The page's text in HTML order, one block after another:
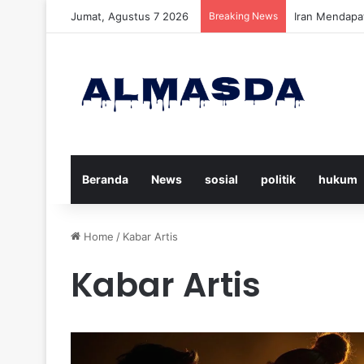
Jumat, Agustus 7 2026 Breaking News Daftar Nama
Beranda News sosial politik hukum
Home / Kabar Artis
Kabar Artis